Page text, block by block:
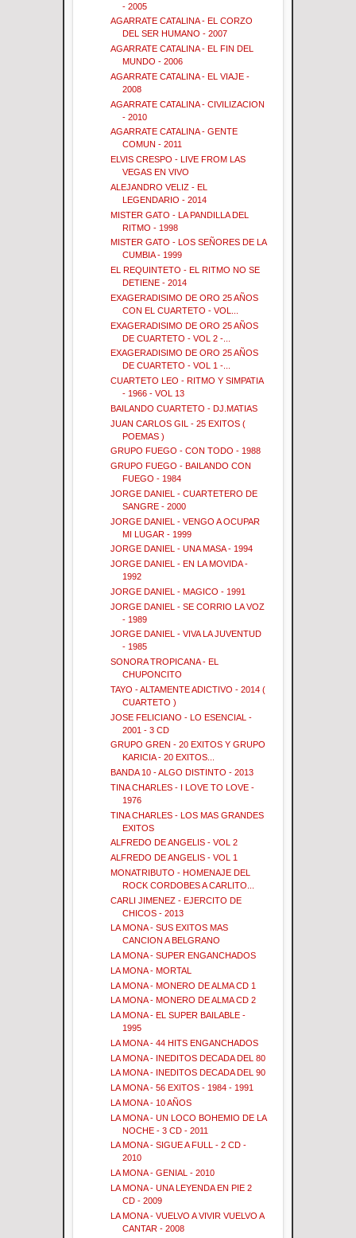
- 2005
AGARRATE CATALINA - EL CORZO
DEL SER HUMANO - 2007
AGARRATE CATALINA - EL FIN DEL
MUNDO - 2006
AGARRATE CATALINA - EL VIAJE -
2008
AGARRATE CATALINA - CIVILIZACION
- 2010
AGARRATE CATALINA - GENTE
COMUN - 2011
ELVIS CRESPO - LIVE FROM LAS
VEGAS EN VIVO
ALEJANDRO VELIZ - EL
LEGENDARIO - 2014
MISTER GATO - LA PANDILLA DEL
RITMO - 1998
MISTER GATO - LOS SEÑORES DE LA
CUMBIA - 1999
EL REQUINTETO - EL RITMO NO SE
DETIENE - 2014
EXAGERADISIMO DE ORO 25 AÑOS
CON EL CUARTETO - VOL...
EXAGERADISIMO DE ORO 25 AÑOS
DE CUARTETO - VOL 2 -...
EXAGERADISIMO DE ORO 25 AÑOS
DE CUARTETO - VOL 1 -...
CUARTETO LEO - RITMO Y SIMPATIA
- 1966 - VOL 13
BAILANDO CUARTETO - DJ.MATIAS
JUAN CARLOS GIL - 25 EXITOS (
POEMAS )
GRUPO FUEGO - CON TODO - 1988
GRUPO FUEGO - BAILANDO CON
FUEGO - 1984
JORGE DANIEL - CUARTETERO DE
SANGRE - 2000
JORGE DANIEL - VENGO A OCUPAR
MI LUGAR - 1999
JORGE DANIEL - UNA MASA - 1994
JORGE DANIEL - EN LA MOVIDA -
1992
JORGE DANIEL - MAGICO - 1991
JORGE DANIEL - SE CORRIO LA VOZ
- 1989
JORGE DANIEL - VIVA LA JUVENTUD
- 1985
SONORA TROPICANA - EL
CHUPONCITO
TAYO - ALTAMENTE ADICTIVO - 2014 (
CUARTETO )
JOSE FELICIANO - LO ESENCIAL -
2001 - 3 CD
GRUPO GREN - 20 EXITOS Y GRUPO
KARICIA - 20 EXITOS...
BANDA 10 - ALGO DISTINTO - 2013
TINA CHARLES - I LOVE TO LOVE -
1976
TINA CHARLES - LOS MAS GRANDES
EXITOS
ALFREDO DE ANGELIS - VOL 2
ALFREDO DE ANGELIS - VOL 1
MONATRIBUTO - HOMENAJE DEL
ROCK CORDOBES A CARLITO...
CARLI JIMENEZ - EJERCITO DE
CHICOS - 2013
LA MONA - SUS EXITOS MAS
CANCION A BELGRANO
LA MONA - SUPER ENGANCHADOS
LA MONA - MORTAL
LA MONA - MONERO DE ALMA CD 1
LA MONA - MONERO DE ALMA CD 2
LA MONA - EL SUPER BAILABLE -
1995
LA MONA - 44 HITS ENGANCHADOS
LA MONA - INEDITOS DECADA DEL 80
LA MONA - INEDITOS DECADA DEL 90
LA MONA - 56 EXITOS - 1984 - 1991
LA MONA - 10 AÑOS
LA MONA - UN LOCO BOHEMIO DE LA
NOCHE - 3 CD - 2011
LA MONA - SIGUE A FULL - 2 CD -
2010
LA MONA - GENIAL - 2010
LA MONA - UNA LEYENDA EN PIE 2
CD - 2009
LA MONA - VUELVO A VIVIR VUELVO A
CANTAR - 2008